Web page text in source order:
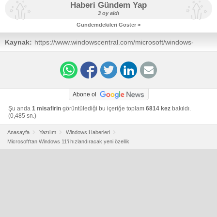
Haberi Gündem Yap
3 oy aldı
Gündemdekileri Göster >
Kaynak: https://www.windowscentral.com/microsoft/windows-
11/microsoft-is-working-on-major-performance-boost-for-
common-actions-by-automatically-maxing-out-cpu-in-
short-bursts
Abone ol
Şu anda 1 misafirin görüntülediği bu içeriğe toplam 6814 kez bakıldı.
(0,485 sn.)
Anasayfa Yazılım
Windows Haberleri
Microsoft'tan Windows 11'i hızlandıracak yeni özellik